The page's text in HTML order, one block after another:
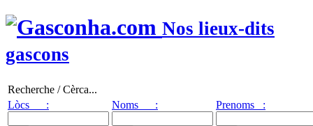
Nos lieux-dits
gascons
Recherche / Cèrca...
Lòcs :
Noms : Prenoms :